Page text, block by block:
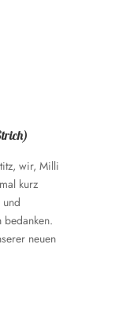
wir, Milli
kurz
bedanken.
neuen